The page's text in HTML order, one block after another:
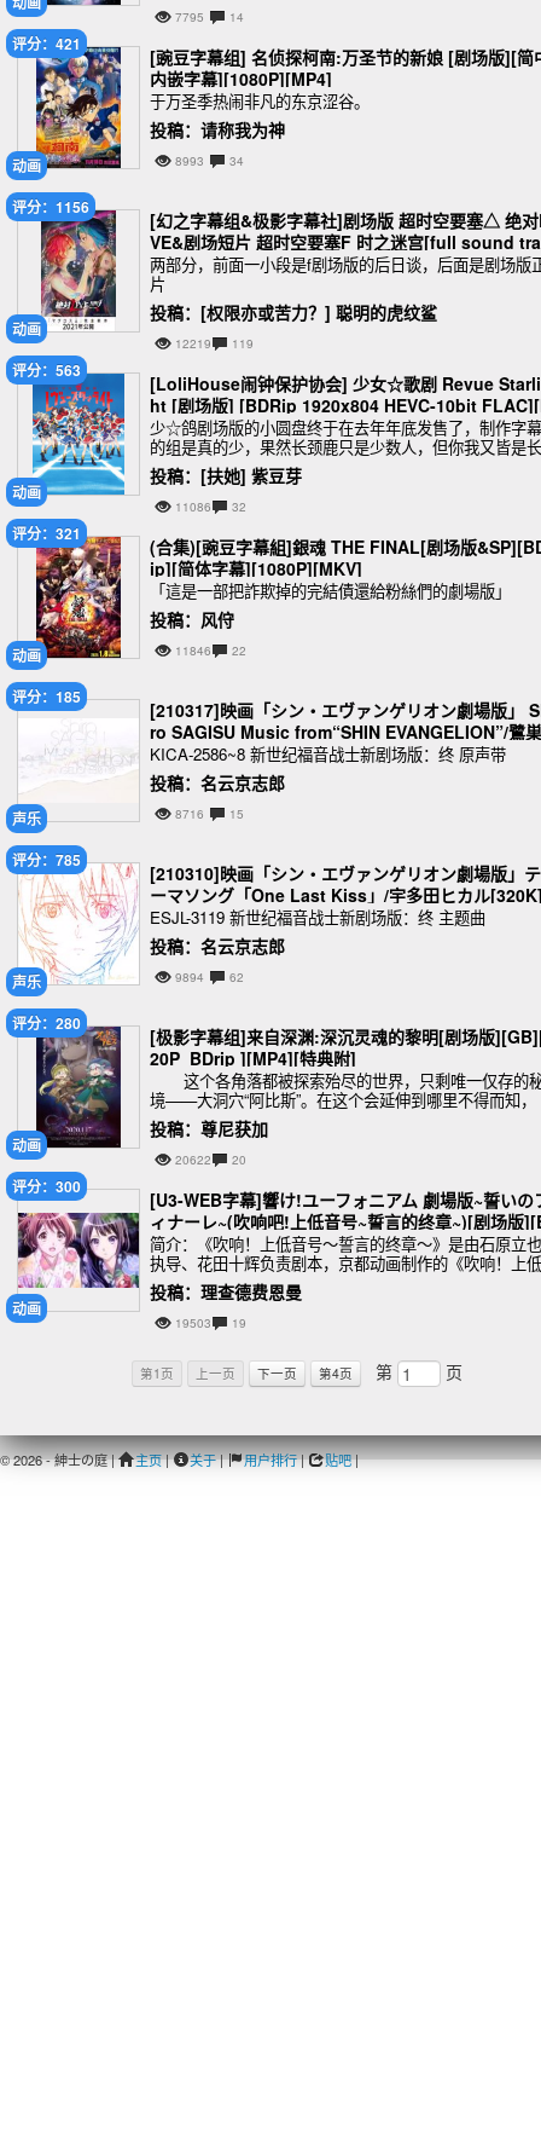
7795 14
动画
评分：421
[豌豆字幕组] 名侦探柯南:万圣节的新娘 [剧场版][简
内嵌字幕][1080P][MP4]
于万圣季热闹非凡的东京涩谷。
投稿：请称我为神
8993 34
动画
评分：1156
[幻之字幕组&极影字幕社]剧场版 超时空要塞△ 绝
VE&剧场短片 超时空要塞F 时之迷宫[full sound
k][简中内嵌字幕][BDrip][1080P][MKV]
两部分，前面一小段是f剧场版的后日谈，后面是剧场版
片
投稿：[权限亦或苦力？] 聪明的虎纹鲨
12219 119
动画
评分：563
[LoliHouse闹钟保护协会] 少女☆歌剧 Revue
ht [剧场版] [BDRip 1920x804 HEVC-10bit
KV][简中外挂字幕][4.5GB]
少☆鸽剧场版的小圆盘终于在去年年底发售了，制作字幕
的组是真的少，果然长颈鹿只是少数人，但你我又皆是长
颈鹿。
投稿：[扶她] 紫豆芽
11086 32
动画
评分：321
(合集)[豌豆字幕組]銀魂 THE FINAL[剧场版
ip][简体字幕][1080P][MKV]
「這是一部把詐欺掉的完結債還給粉絲們的劇場版」
投稿：风㑏
11846 22
声乐
评分：185
[210317]映画「シン・エヴァンゲリオン劇場版」
ro SAGISU Music from“SHIN EVANGELION”/鷺巣
詩郎[320K]
KICA-2586~8 新世纪福音战士新剧场版：终 原声带
投稿：名云京志郎
8716 15
声乐
评分：785
[210310]映画「シン・エヴァンゲリオン劇場版」テ
ーマソング「One Last Kiss」/宇多田ヒカル
ESJL-3119 新世纪福音战士新剧场版：终 主题曲
投稿：名云京志郎
9894 62
动画
评分：280
[极影字幕组]来自深渊:深沉灵魂的黎明[剧场版
20P_BDrip ][MP4][特典附]
这个各角落都被探索殆尽的世界，只剩唯一仅存的
境——大洞穴“阿比斯”。在这个会延伸到哪里不得而知，
投稿：尊尼获加
20622 20
动画
评分：300
[U3-WEB字幕]響け!ユーフォニアム 劇場版~誓いの
ィナーレ~(吹响吧!上低音号~誓言的终章~)[剧场版
G5][1080P][MP4]
简介：《吹响！上低音号～誓言的终章～》是由石原立也
执导、花田十辉负责剧本，京都动画制作的《吹响！上低
音号》系列剧场版动画，描述的以“全国大赛金奖”为目标
吹奏乐部，以及升入2年级的主人公黄前久美子和新
投稿：理查德费恩曼
19503 19
第1页 上一页 下一页 第4页 第 页
© 2026 - 紳士の庭 | 主页| 关于| 用户排行| 贴吧|